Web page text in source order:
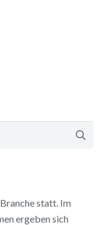
statt. Im
ergeben sich